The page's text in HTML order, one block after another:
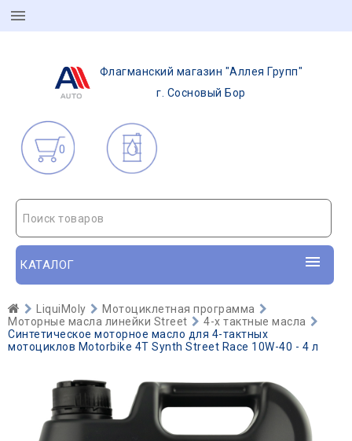
Флагманский магазин "Аллея Групп"
г. Сосновый Бор
0
Поиск товаров
КАТАЛОГ
LiquiMoly
Мотоциклетная программа
Моторные масла линейки Street
4-х тактные масла
Синтетическое моторное масло для 4-тактных
мотоциклов Motorbike 4T Synth Street Race 10W-40 - 4 л